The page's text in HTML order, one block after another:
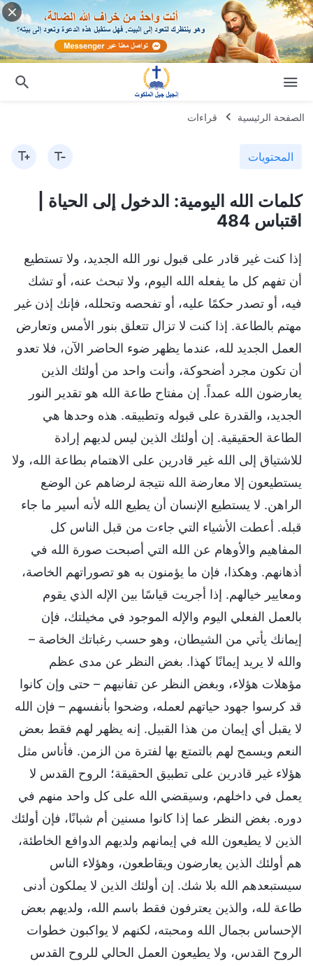
الصفحة الرئيسية قراءات
المحتويات
كلمات الله اليومية: الدخول إلى الحياة |
اقتباس 484
إذا كنت غير قادر على قبول نور الله الجديد، ولا تستطيع
أن تفهم كل ما يفعله الله اليوم، ولا تبحث عنه، أو تشك
فيه، أو تصدر حكمًا عليه، أو تفحصه وتحلله، فإنك إذن غير
مهتم بالطاعة. إذا كنت لا تزال تتعلق بنور الأمس وتعارض
العمل الجديد لله، عندما يظهر ضوء الحاضر الآن، فلا تعدو
أن تكون مجرد أضحوكة، وأنت واحد من أولئك الذين
يعارضون الله عمداً. إن مفتاح طاعة الله هو تقدير النور
الجديد، والقدرة على قبوله وتطبيقه. هذه وحدها هي
الطاعة الحقيقية. إن أولئك الذين ليس لديهم إرادة
للاشتياق إلى الله غير قادرين على الاهتمام بطاعة الله، ولا
يستطيعون إلا معارضة الله نتيجة لرضاهم عن الوضع
الراهن. لا يستطيع الإنسان أن يطيع الله لأنه أسير ما جاء
قبله. أعطت الأشياء التي جاءت من قبل الناس كل
المفاهيم والأوهام عن الله التي أصبحت صورة الله في
أذهانهم. وهكذا، فإن ما يؤمنون به هو تصوراتهم الخاصة،
ومعايير خيالهم. إذا أجريت قياسًا بين الإله الذي يقوم
بالعمل الفعلي اليوم والإله الموجود في مخيلتك، فإن
إيمانك يأتي من الشيطان، وهو حسب رغباتك الخاصة –
والله لا يريد إيمانًا كهذا. بغض النظر عن مدى عظم
مؤهلات هؤلاء، وبغض النظر عن تفانيهم – حتى وإن كانوا
قد كرسوا جهود حياتهم لعمله، وضحوا بأنفسهم – فإن الله
لا يقبل أي إيمان من هذا القبيل. إنه يظهر لهم فقط بعض
النعم ويسمح لهم بالتمتع بها لفترة من الزمن. فأناس مثل
هؤلاء غير قادرين على تطبيق الحقيقة؛ الروح القدس لا
يعمل في داخلهم، وسيقضي الله على كل واحد منهم في
دوره. بغض النظر عما إذا كانوا مسنين أم شبانًا، فإن أولئك
الذين لا يطيعون الله في إيمانهم ولديهم الدوافع الخاطئة،
هم أولئك الذين يعارضون ويقاطعون، وهؤلاء الناس
سيستبعدهم الله بلا شك. إن أولئك الذين لا يملكون أدنى
طاعة لله، والذين يعترفون فقط باسم الله، ولديهم بعض
الإحساس بجمال الله ومحبته، لكنهم لا يواكبون خطوات
الروح القدس، ولا يطيعون العمل الحالي للروح القدس